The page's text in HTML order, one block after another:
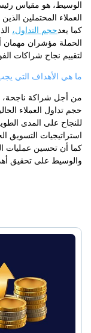
الوسيط، هو مقياس
العملاء المحتملين
كما يعدحجم التداول،
الحملة مؤشران مهمان
لتقييم نجاح شراكات
ما هي الأهداف التي
من أجل شراكة ناجحة،
حجم تداول العملاء
للنجاح على المدى
استراتيجيات
كما أن تحسين عمليات
والوسيط على تحقيق